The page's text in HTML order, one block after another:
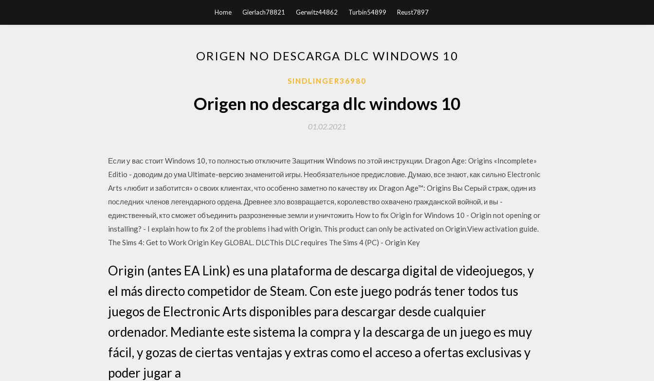
Home Gierlach78821 Gerwitz44862 Turbin54899 Reust7897
ORIGEN NO DESCARGA DLC WINDOWS 10
SINDLINGER36980
Origen no descarga dlc windows 10
01.02.2021
Если у вас стоит Windows 10, то полностью отключите Защитник Windows по этой инструкции. Dragon Age: Origins «Incomplete»
Editio - доводим до ума Ultimate-версию знаменитой игры. Необязательное предисловие. Думаю, все знают, как сильно Electronic
Arts «любит и заботится» о своих клиентах, что особенно заметно по качеству их Dragon Age™: Origins Вы Серый страж, один из
последних членов легендарного ордена. Древнее зло возвращается, королевство охвачено гражданской войной, и вы -
единственный, кто сможет объединить разрозненные земли и уничтожить How to fix Origin for Windows 10 - Origin not opening or
installing? - I explain how to fix 2 of the problems i had with Origin. This product can only be activated on Origin.View activation guide.
The Sims 4: Get to Work Origin Key GLOBAL. DLCThis DLC requires The Sims 4 (PC) - Origin Key
Origin (antes EA Link) es una plataforma de descarga digital de videojuegos, y
el más directo competidor de Steam. Con este juego podrás tener todos tus
juegos de Electronic Arts disponibles para descargar desde cualquier
ordenador. Mediante este sistema la compra y la descarga de un juego es muy
fácil, y gozas de ciertas ventajas y extras como el acceso a ofertas exclusivas y
poder jugar a